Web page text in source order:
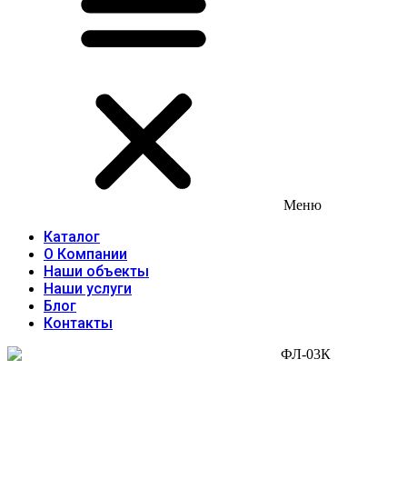
Меню
Каталог
О Компании
Наши объекты
Наши услуги
Блог
Контакты